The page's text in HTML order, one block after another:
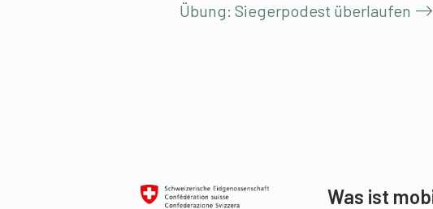
Übung: Siegerpodest überlaufen
Was ist